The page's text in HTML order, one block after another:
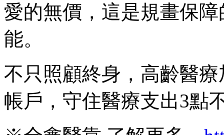
愛的無價，這是規畫保
能。
不只照顧終身，高齡醫
帳戶，守住醫療支出3點